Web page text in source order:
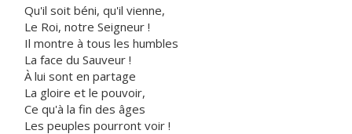
Qu'il soit béni, qu'il vienne,
Le Roi, notre Seigneur !
Il montre à tous les humbles
La face du Sauveur !
À lui sont en partage
La gloire et le pouvoir,
Ce qu'à la fin des âges
Les peuples pourront voir !